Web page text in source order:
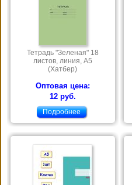
Тетрадь "Зеленая" 18
листов, линия, А5
(Хатбер)
Оптовая цена:
12 руб.
Подробнее